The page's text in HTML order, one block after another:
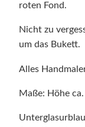
roten Fond.
Nicht zu
um das Bukett.
Alles
Maße: Höhe